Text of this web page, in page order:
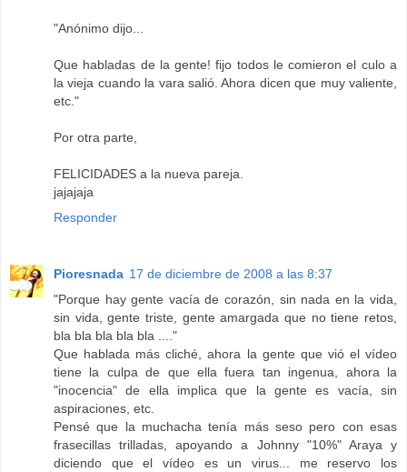
"Anónimo dijo...
Que habladas de la gente! fijo todos le comieron el culo a
la vieja cuando la vara salió. Ahora dicen que muy valiente,
etc."
Por otra parte,
FELICIDADES a la nueva pareja.
jajajaja
Responder
Pioresnada 17 de diciembre de 2008 a las 8:37
"Porque hay gente vacía de corazón, sin nada en la vida,
sin vida, gente triste, gente amargada que no tiene retos,
bla bla bla bla bla ...."
Que hablada más cliché, ahora la gente que vió el vídeo
tiene la culpa de que ella fuera tan ingenua, ahora la
"inocencia" de ella implica que la gente es vacía, sin
aspiraciones, etc.
Pensé que la muchacha tenía más seso pero con esas
frasecillas trilladas, apoyando a Johnny "10%" Araya y
diciendo que el vídeo es un virus... me reservo los